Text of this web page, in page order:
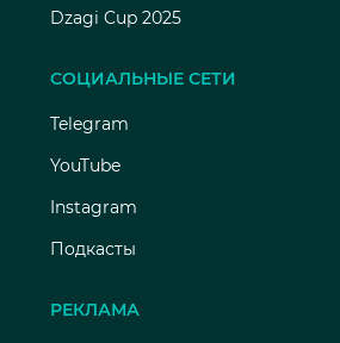
Dzagi Cup 2025
СОЦИАЛЬНЫЕ СЕТИ
Telegram
YouTube
Instagram
Подкасты
РЕКЛАМА